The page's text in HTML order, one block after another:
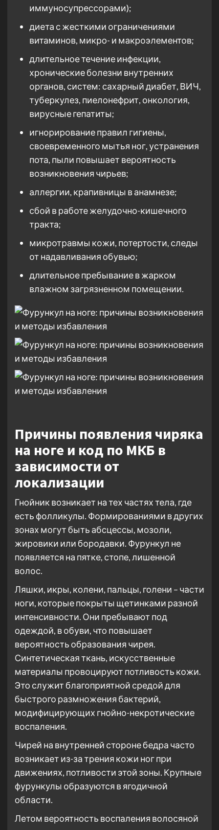
иммуносупрессорами);
диета с жесткими ограничениями
витаминов, микро- и макроэлементов;
длительное течение инфекции,
хронические болезни внутренних
органов, систем: сахарный диабет, ВИЧ,
туберкулез, пиелонефрит, онкология,
вирусные гепатиты;
игнорирование правил гигиены,
своевременного мытья ног, устранения
пота, пыли повышает вероятность
возникновения чирьев;
аллергии, крапивницы в анамнезе;
сбой в работе желудочно-кишечного
тракта;
микротравмы кожи, потертости, следы
от надавливания обувью;
длительное пребывание в жарком
влажном загрязненном помещении.
Причины появления чиряка
на ноге и код по МКБ в
зависимости от
локализации
Гнойник возникает на тех частях тела, где
есть фолликулы. Формированиями в других
зонах могут быть абсцессы, мозоли,
жировики или бородавки. Фурункул не
появляется на пятке, стопе, лишенной
волос.
Ляшки, икры, колени, пальцы, голени – части
ноги, которые покрыты щетинками разной
интенсивности. Они пребывают под
одеждой, в обуви, что повышает
вероятность образования чирея.
Синтетическая ткань, искусственные
материалы провоцируют потливость кожи.
Это служит благоприятной средой для
быстрого размножения бактерий,
модифицирующих гнойно-некротические
воспаления.
Чирей на внутренней стороне бедра часто
возникает из-за трения кожи ног при
движениях, потливости этой зоны. Крупные
фурункулы образуются в ягодичной
области.
Летом вероятность воспаления волосяной